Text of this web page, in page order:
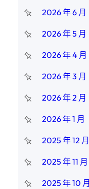
2026 年 6 月
2026 年 5 月
2026 年 4 月
2026 年 3 月
2026 年 2 月
2026 年 1 月
2025 年 12 月
2025 年 11 月
2025 年 10 月